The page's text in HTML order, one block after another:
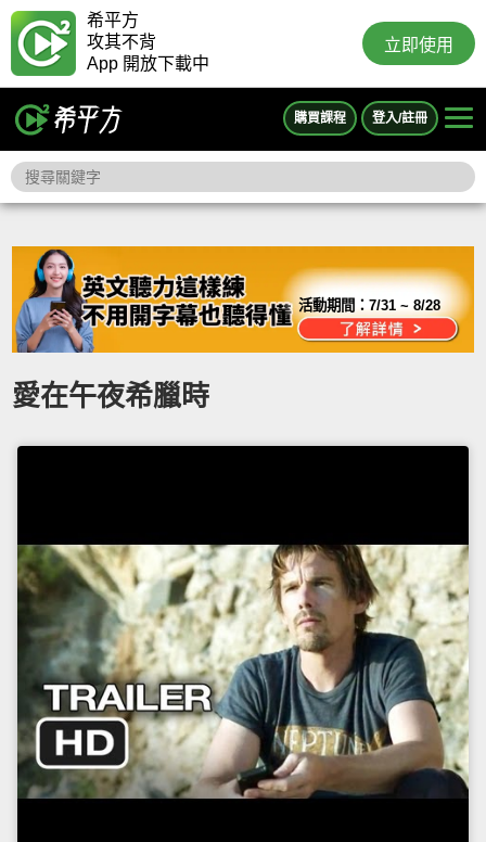
希平方
攻其不背
App 開放下載中
立即使用
購買課程 登入/註冊
活動期間：7/31 ~ 8/28
愛在午夜希臘時